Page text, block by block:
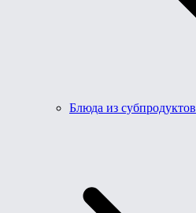
Блюда из субпродуктов